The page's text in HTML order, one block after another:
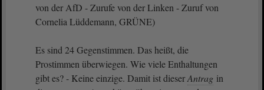
von der AfD - Zurufe von der Linken - Zuruf von
Cornelia Lüddemann, GRÜNE)
Es sind 24 Gegenstimmen. Das heißt, die
Prostimmen überwiegen. Wie viele Enthaltungen
gibt es? - Keine einzige. Damit ist dieserAntrag in